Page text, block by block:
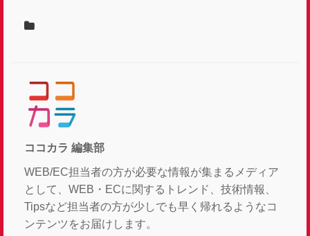
ココカラ 編集部
WEB/EC担当者の方が必要な情報が集まるメディア
として、WEB・ECに関するトレンド、技術情報、
Tipsなど担当者の方が少しでも早く帰れるようなコ
ンテンツをお届けします。